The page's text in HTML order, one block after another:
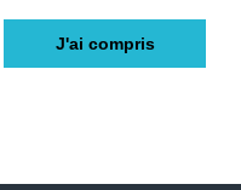
J'ai compris